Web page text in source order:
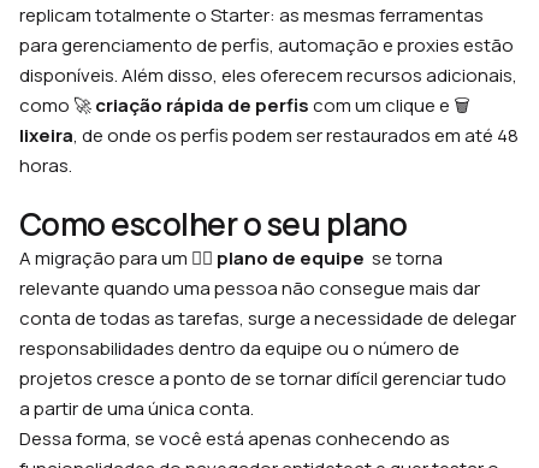
replicam totalmente o Starter: as mesmas ferramentas
para gerenciamento de perfis, automação e proxies estão
disponíveis. Além disso, eles oferecem recursos adicionais,
como 🚀criação rápida de perfiscom um clique e 🗑
lixeira, de onde os perfis podem ser restaurados em até 48
horas.
Como escolher o seu plano
A migração para um 🙋‍♂️ plano de equipe se torna
relevante quando uma pessoa não consegue mais dar
conta de todas as tarefas, surge a necessidade de delegar
responsabilidades dentro da equipe ou o número de
projetos cresce a ponto de se tornar difícil gerenciar tudo
a partir de uma única conta.
Dessa forma, se você está apenas conhecendo as